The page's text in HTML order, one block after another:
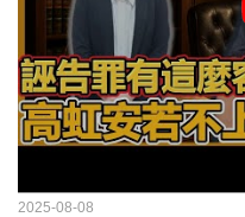
2025-08-08